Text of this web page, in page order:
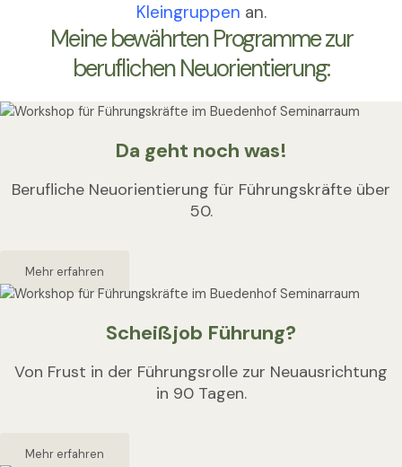
Kleingruppen an.
Meine bewährten Programme zur
beruflichen Neuorientierung:
Da geht noch was!
Berufliche Neuorientierung für Führungskräfte über
50.
Mehr erfahren
Scheißjob Führung?
Von Frust in der Führungsrolle zur Neuausrichtung
in 90 Tagen.
Mehr erfahren